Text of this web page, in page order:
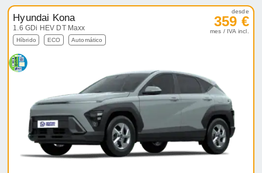
Hyundai Kona
1.6 GDi HEV DT Maxx
Híbrido ECO Automático
desde
359 €
mes / IVA incl.